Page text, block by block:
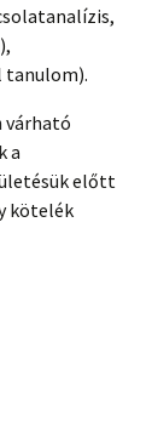
tanulom).
várható
a
előtt
kötelék